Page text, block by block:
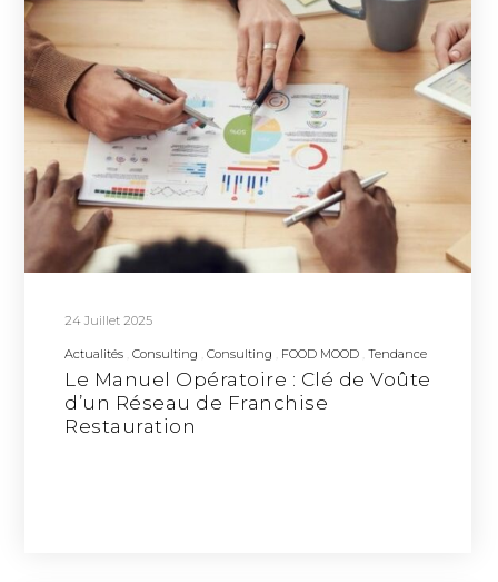
24 Juillet 2025
Actualités Consulting Consulting FOOD MOOD Tendance
Le Manuel Opératoire : Clé de Voûte
d’un Réseau de Franchise
Restauration